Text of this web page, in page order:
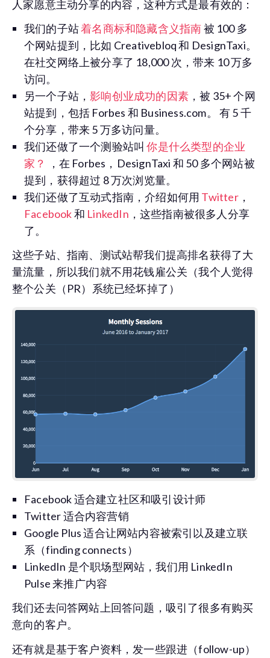
人家愿意主动分享的内容，这种方式是最有效的：
我们的子站着名商标和隐藏含义指南被 100 多
个网站提到，比如 Creativebloq 和 DesignTaxi。
在社交网络上被分享了 18,000 次，带来 10 万多
访问。
另一个子站，影响创业成功的因素 ，被 35+ 个网
站提到，包括 Forbes 和 Business.com。 有 5 千
个分享，带来 5 万多访问量。
我们还做了一个测验站叫你是什么类型的企业
家？
，在 Forbes，DesignTaxi 和 50 多个网站被
提到，获得超过 8 万次浏览量。
我们还做了互动式指南，介绍如何用 Twitter，
Facebook和 LinkedIn ，这些指南被很多人分享
了。
这些子站、指南、测试站帮我们提高排名获得了大
量流量，所以我们就不用花钱雇公关（我个人觉得
整个公关（PR）系统已经坏掉了）
Facebook 适合建立社区和吸引设计师
Twitter 适合内容营销
Google Plus 适合让网站内容被索引以及建立联
系（finding connects）
LinkedIn 是个职场型网站，我们用 LinkedIn
Pulse 来推广内容
我们还去问答网站上回答问题，吸引了很多有购买
意向的客户。
还有就是基于客户资料，发一些跟进（follow-up）